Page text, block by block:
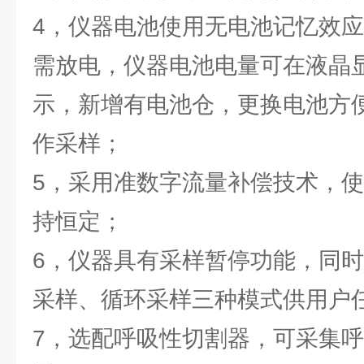
4，仪器电池使用无电池记忆效
需放电，仪器电池电量可在液晶
示，新增有电池仓，更换电池方
作采样；
5，采用准数字流量补偿技术，
持恒定；
6，仪器具有采样暂停功能，同
采样、循环采样三种模式供用户
7，选配呼吸性切割器，可采集